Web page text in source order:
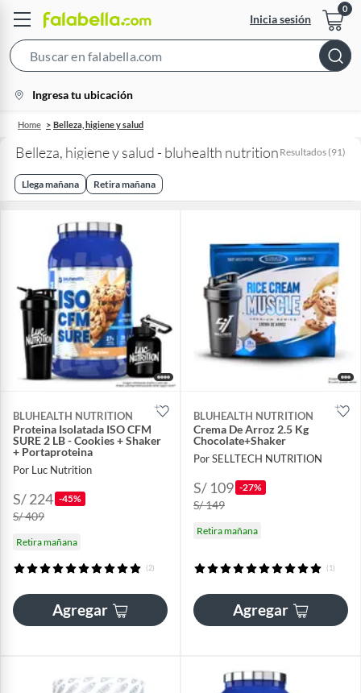
Inicia sesión
Bar
location-
icon
Ingresa tu ubicación
Home Belleza, higiene y salud
Belleza, higiene y salud - bluhealth nutrition Resultados (91)
Llega mañana Retira mañana
BLUHEALTH NUTRITION
Proteina Isolatada ISO CFM
SURE 2 LB - Cookies + Shaker
+ Portaproteina
Por Luc Nutrition
S/ 224 -45%
S/ 409
Retira mañana
(2)
Agregar
BLUHEALTH NUTRITION
Crema De Arroz 2.5 Kg
Chocolate+Shaker
Por SELLTECH NUTRITION
S/ 109 -27%
S/ 149
Retira mañana
(1)
Agregar